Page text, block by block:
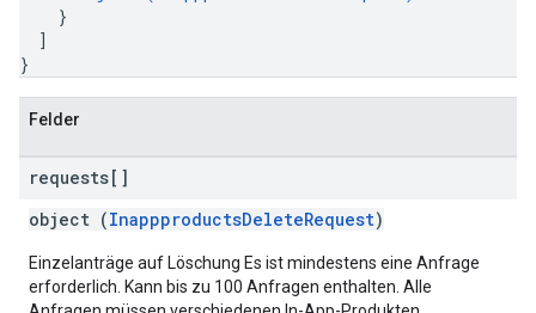
}
]
}
Felder
requests[]
object (InappproductsDeleteRequest)
Einzelanträge auf Löschung Es ist mindestens eine Anfrage
erforderlich. Kann bis zu 100 Anfragen enthalten. Alle